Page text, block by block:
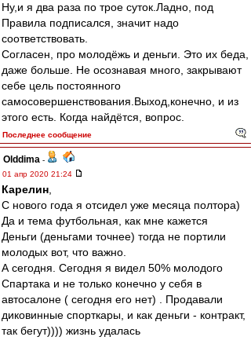
Ну,и я два раза по трое суток.Ладно, под
Правила подписался, значит надо
соответствовать.
Согласен, про молодёжь и деньги. Это их беда,
даже больше. Не осознавая много, закрывают
себе цель постоянного
самосовершенствования.Выход,конечно, и из
этого есть. Когда найдётся, вопрос.
Последнее сообщение
Olddima -
01 апр 2020 21:24
Карелин
С нового года я отсидел уже месяца полтора)
Да и тема футбольная, как мне кажется
Деньги (деньгами точнее) тогда не портили
молодых вот, что важно.
А сегодня. Сегодня я видел 50% молодого
Спартака и не только конечно у себя в
автосалоне ( сегодня его нет) . Продавали
диковинные спорткары, и как деньги - контракт,
так бегут)))) жизнь удалась